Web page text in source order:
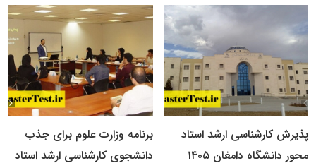
پذیرش کارشناسی ارشد استاد
محور دانشگاه دامغان ۱۴۰۵
برنامه وزارت علوم برای جذب
دانشجوی کارشناسی ارشد استاد